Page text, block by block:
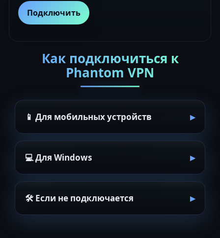
Подключить
Как подключиться к
Phantom VPN
📱 Для мобильных устройств
💻 Для Windows
🛠 Если не подключается